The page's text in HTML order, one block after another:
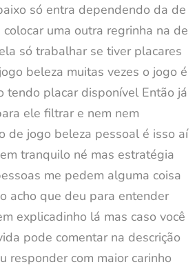
só entra dependendo da de
uma outra regrinha na de
só trabalhar se tiver placares
beleza muitas vezes o jogo é
tendo placar disponível Então já
ele filtrar e nem nem
de jogo beleza pessoal é isso aí
tranquilo né mas estratégia
me pedem alguma coisa
acho que deu para entender
explicadinho lá mas caso você
pode comentar na descrição
responder com maior carinho